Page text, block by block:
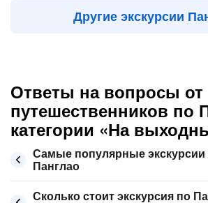
Другие экскурсии
Ответы на вопросы от
путешественников по
категории «На
Самые популярные экскурсии
Панглао
Сколько стоит экскурсия по